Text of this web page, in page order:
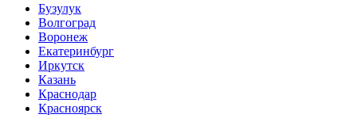
Бузулук
Волгоград
Воронеж
Екатеринбург
Иркутск
Казань
Краснодар
Красноярск